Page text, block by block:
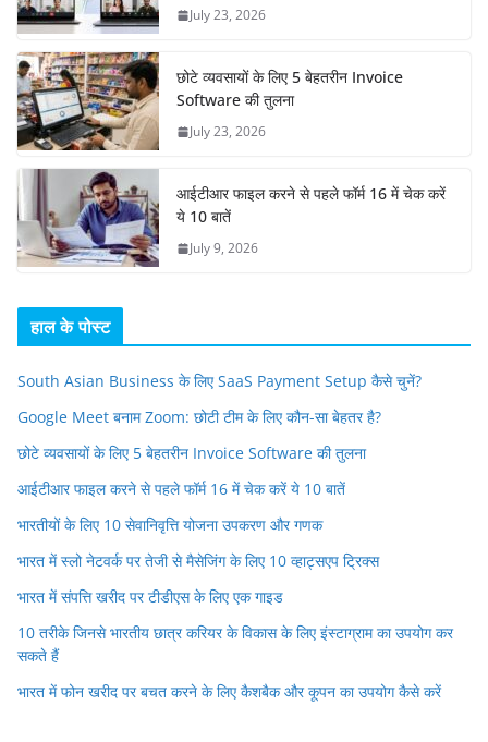
July 23, 2026
छोटे व्यवसायों के लिए 5 बेहतरीन Invoice
Software की तुलना
July 23, 2026
आईटीआर फाइल करने से पहले फॉर्म 16 में चेक करें
ये 10 बातें
July 9, 2026
हाल के पोस्ट
South Asian Business के लिए SaaS Payment Setup कैसे चुनें?
Google Meet बनाम Zoom: छोटी टीम के लिए कौन-सा बेहतर है?
छोटे व्यवसायों के लिए 5 बेहतरीन Invoice Software की तुलना
आईटीआर फाइल करने से पहले फॉर्म 16 में चेक करें ये 10 बातें
भारतीयों के लिए 10 सेवानिवृत्ति योजना उपकरण और गणक
भारत में स्लो नेटवर्क पर तेजी से मैसेजिंग के लिए 10 व्हाट्सएप ट्रिक्स
भारत में संपत्ति खरीद पर टीडीएस के लिए एक गाइड
10 तरीके जिनसे भारतीय छात्र करियर के विकास के लिए इंस्टाग्राम का उपयोग कर
सकते हैं
भारत में फोन खरीद पर बचत करने के लिए कैशबैक और कूपन का उपयोग कैसे करें